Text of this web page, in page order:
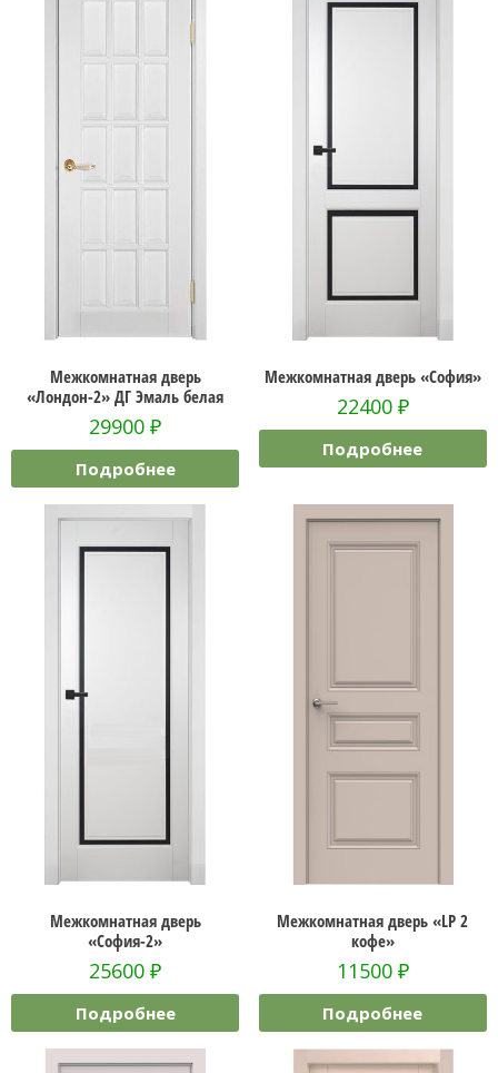
Межкомнатная дверь
«Лондон-2» ДГ Эмаль белая
29900₽
Подробнее
Межкомнатная дверь «София»
22400 ₽
Подробнее
Межкомнатная дверь
«София-2»
25600₽
Подробнее
Межкомнатная дверь «LP 2
кофе»
11500 ₽
Подробнее